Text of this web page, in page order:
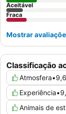
Classificação
Atmosfera•9,6
Experiência•
Animais de
Aceitável
Fraca
Mostrar